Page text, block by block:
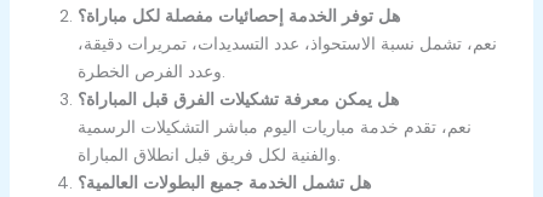
هل توفر الخدمة إحصائيات مفصلة لكل مباراة؟
نعم، تشمل نسبة الاستحواذ، عدد التسديدات، تمريرات دقيقة،
وعدد الفرص الخطرة.
هل يمكن معرفة تشكيلات الفرق قبل المباراة؟
نعم، تقدم خدمة مباريات اليوم مباشر التشكيلات الرسمية
والفنية لكل فريق قبل انطلاق المباراة.
هل تشمل الخدمة جميع البطولات العالمية؟